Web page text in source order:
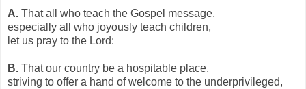
A. That all who teach the Gospel message,
especially all who joyously teach children,
let us pray to the Lord:
B. That our country be a hospitable place,
striving to offer a hand of welcome to the underprivileged,